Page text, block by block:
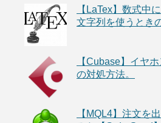
【LaTex】数式中
文字列を使うとき
【Cubase】イヤ
の対処方法。
【MQL4】注文を